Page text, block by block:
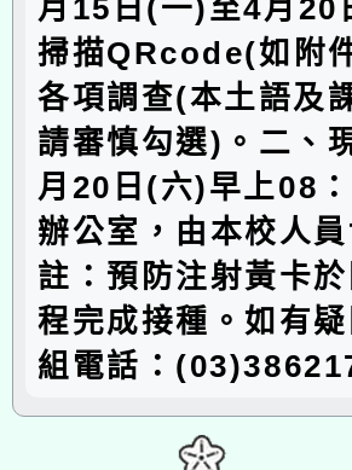
月15日(一)至4月20
掃描QRcode(如附
各項調查(本土語及
請審慎勾選)。二、
月20日(六)早上08
辦公室，由本校人
註：預防注射黃卡
程完成接種。如有
組電話：